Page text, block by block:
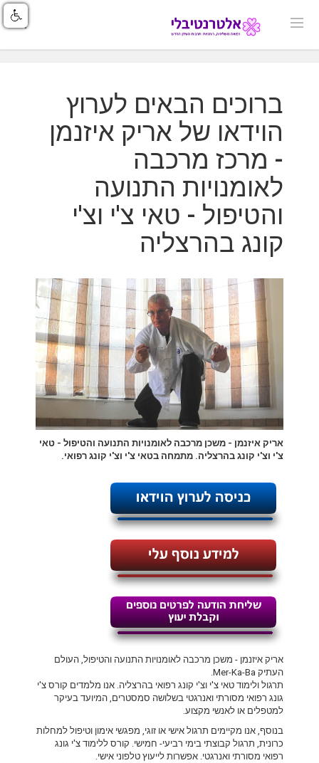
ברוכים הבאים לערוץ
הוידאו של אריק איזנמן
- מרכז מרכבה
לאומנויות התנועה
והטיפול - טאי צ'י וצ'י
קונג בהרצליה
אריק איזנמן - משכן מרכבה לאומנויות התנועה והטיפול - טאי
צ'י וצ'י קונג בהרצליה. מתמחה בטאי צ'י וצ'י קונג רפואי.
אריק איזנמן - משכן מרכבה לאומנויות התנועה והטיפול, העולם
העתיק Mer-Ka-Ba.
תרגול ולימוד טאי צ'י וצ'י קונג רפואי בהרצליה. אנו מלמדים קורס צ'י
גונג רפואי מסורתי ואנרגטי בשלושה סמסטרים, המיועד בעיקר
למטפלים או לאנשי מקצוע.
בנוסף, אנו מקיימים תרגול אישי או זוגי, מפגשי אימון וטיפול למחלות
כרונית, תרגול קבוצתי בימי רביעי- חמישי. קורס ללימוד צ'י גונג
רפואי מסורתי ואנרגטי. אפשרות לייעוץ טלפוני אישי.